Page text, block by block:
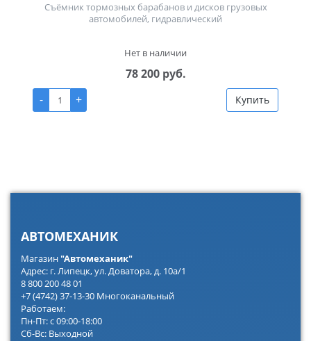
Съёмник тормозных барабанов и дисков грузовых
автомобилей, гидравлический
Нет в наличии
78 200 руб.
-
+ Купить
АВТОМЕХАНИК
Магазин"Автомеханик"
Адрес: г. Липецк, ул. Доватора, д. 10а/1
8 800 200 48 01
+7 (4742) 37-13-30 Многоканальный
Работаем:
Пн-Пт: с 09:00-18:00
Сб-Вс: Выходной